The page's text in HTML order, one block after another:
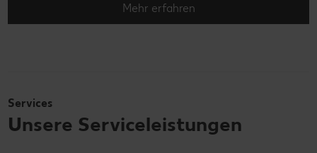
Mehr erfahren
Services
Unsere Serviceleistungen